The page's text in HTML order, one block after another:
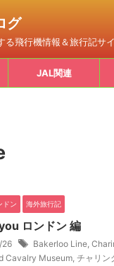
グ
飛行機情報＆旅行記サイ
JAL関連
ドン 海外旅行記
ロンドン 編
26 Bakerloo Line,
Cavalry Museum, チャリン